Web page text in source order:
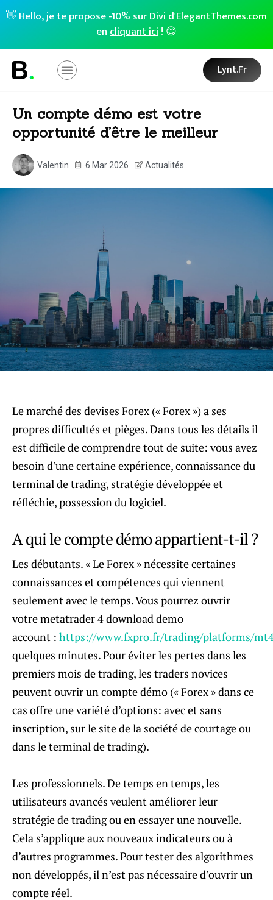
👋 Hello, je te propose -10% sur Divi d'ElegantThemes.com
encliquant ici! 😊
Lynt.fr
Un compte démo est votre
opportunité d’être le meilleur
Valentin 6 Mar 2026 Actualités
Le marché des devises Forex (« Forex ») a ses
propres difficultés et pièges. Dans tous les détails il
est difficile de comprendre tout de suite: vous avez
besoin d’une certaine expérience, connaissance du
terminal de trading, stratégie développée et
réfléchie, possession du logiciel.
A qui le compte démo appartient-t-il ?
Les débutants. « Le Forex » nécessite certaines
connaissances et compétences qui viennent
seulement avec le temps. Vous pourrez ouvrir
votre metatrader 4 download demo
account : https://www.fxpro.fr/trading/platforms/
quelques minutes. Pour éviter les pertes dans les
premiers mois de trading, les traders novices
peuvent ouvrir un compte démo (« Forex » dans ce
cas offre une variété d’options: avec et sans
inscription, sur le site de la société de courtage ou
dans le terminal de trading).
Les professionnels. De temps en temps, les
utilisateurs avancés veulent améliorer leur
stratégie de trading ou en essayer une nouvelle.
Cela s’applique aux nouveaux indicateurs ou à
d’autres programmes. Pour tester des algorithmes
non développés, il n’est pas nécessaire d’ouvrir un
compte réel.